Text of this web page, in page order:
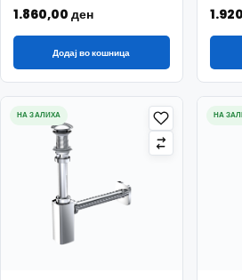
1.860,00 ден
Додај во кошница
НА ЗАЛИХА НА